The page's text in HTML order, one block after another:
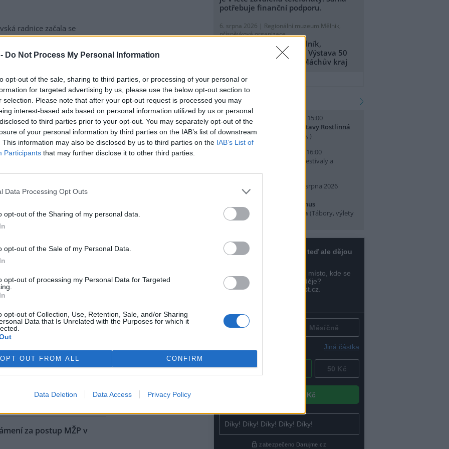
Do Not Process My Personal Information
opt-out of the sale, sharing to third parties, or processing of your personal or
for targeted advertising by us, please use the below opt-out section to
selection. Please note that after your opt-out request is processed you may
interest-based ads based on personal information utilized by us or personal
to third parties prior to your opt-out. You may separately opt-out of the
of your personal information by third parties on the IAB’s list of downstream
This information may also be disclosed by us to third parties on the IAB’s List of
Participants that may further disclose it to other third parties.
Data Processing Opt Outs
opt-out of the Sharing of my personal data.
opt-out of the Sale of my Personal Data.
opt-out of processing my Personal Data for Targeted
opt-out of Collection, Use, Retention, Sale, and/or Sharing
Data that Is Unrelated with the Purposes for which it
OPT OUT FROM ALL CONFIRM
Data Deletion Data Access Privacy Policy
radnice začala se
likvidací bolševníku
který patří k
invazním
ve Slezské Ostravě letos
kombinuje chemické i
Gabriela Pokorná.
výrobu nového
Škoda Auto zahájila ve
hlavním závodě v Mladé
sériovou výrobu nového
Jde o největší vůz v
automobilka přijala
informací Škoda
trhu začínat na 1,15
na přelomu roku.
níž, než bývá v létě
vodní nádrže Vír na
je oproti běžnému stavu v
asi o osm metrů. Z vody už
i kamenné obruby kdysi
cesty. Nádrž je ale pořád
do vodáren, i když je letošní
řekl ČTK vedoucí hrázný
za postup MŽP v
potřebuje finanční podporu.
6. srpna 2026 | Regionální muzeum Mělník,
příspěvková organizace
Regionální muzeum Mělník,
příspěvková organizace: Výstava 50
let CHKO Kokořínsko - Máchův kraj
přidat tiskovou zprávu
kalendář akcí
8. srpna 2026 (sobota) 14:00 - 15:00
Komentované prohlídky výstavy Rostlinná
Odysea(Přednášky a diskuse, )
9. srpna 2026 (neděle) 10:00 - 16:00
(Festivaly a
10. srpna 2026 (pondělí) - 14. srpna 2026
Hrajeme si v Pralese - 2. turnus
příměstského letního tábora (Tábory, výlety
a pobytové akce, Praha 19 )